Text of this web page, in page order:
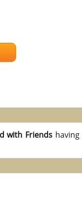
with Friends having